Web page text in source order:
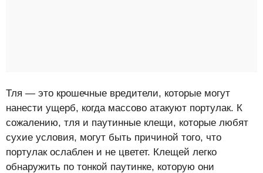
Тля — это крошечные вредители, которые могут
нанести ущерб, когда массово атакуют портулак. К
сожалению, тля и паутинные клещи, которые любят
сухие условия, могут быть причиной того, что
портулак ослаблен и не цветет. Клещей легко
обнаружить по тонкой паутинке, которую они